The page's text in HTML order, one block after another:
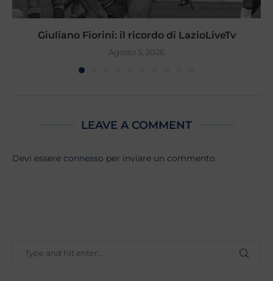
Giuliano Fiorini: il ricordo di LazioLiveTv
Agosto 5, 2026
LEAVE A COMMENT
Devi essere connesso per inviare un commento.